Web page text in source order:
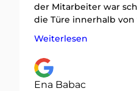
der Mitarbeiter war
die Türe innerhalb
geöffnet. Ein großes
hat er definitiv!
Weiterlesen
Ena Babac